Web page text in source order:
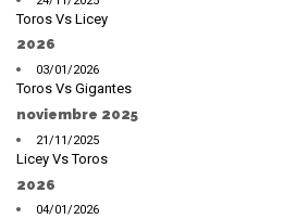
Toros Vs Licey
2026
03/01/2026
Toros Vs Gigantes
noviembre 2025
21/11/2025
Licey Vs Toros
2026
04/01/2026